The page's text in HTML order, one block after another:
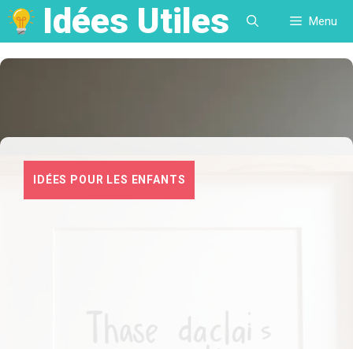
Aller
au
contenu
Idées Utiles Menu
IDÉES POUR LES ENFANTS